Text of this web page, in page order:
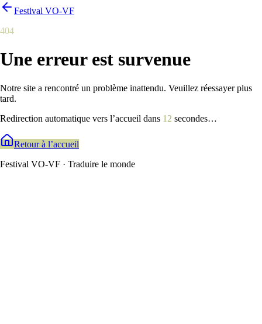
Festival VO-VF
404
Une erreur est survenue
Notre site a rencontré un problème inattendu. Veuillez réessayer plus
tard.
Redirection automatique vers l’accueil dans 12 secondes…
Retour à l’accueil
Festival VO-VF · Traduire le monde